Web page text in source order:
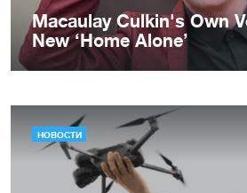
НОВОСТИ